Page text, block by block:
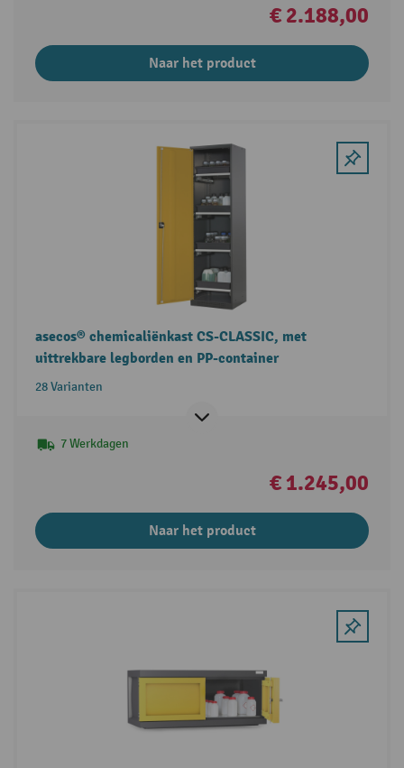
€ 2.188,00
Naar het product
asecos® chemicaliënkast CS-CLASSIC, met
uittrekbare legborden en PP-container
28 Varianten
7 Werkdagen
€ 1.245,00
Naar het product